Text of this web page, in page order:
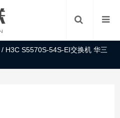
/ H3C S5570S-54S-EI交换机 华三